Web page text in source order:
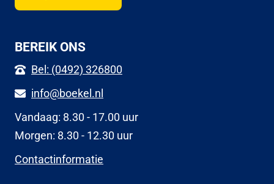
BEREIK ONS
Bel: (0492) 326800
info@boekel.nl
Vandaag: 8.30 - 17.00 uur
Morgen: 8.30 - 12.30 uur
Contactinformatie